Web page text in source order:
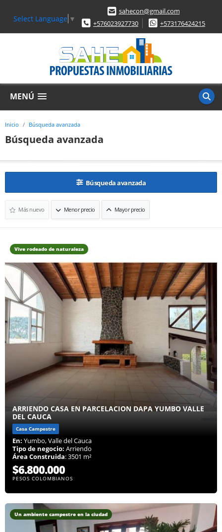
Select Language ▼
sahecon@gmail.com
+576023927730
+573176424215
MENÚ
Inicio Búsqueda avanzada
Búsqueda avanzada
Búsqueda avanzada
Más nuevo Menor precio Mayor precio
Vive rodeado de naturaleza
ARRIENDO CASA EN PARCELACION DAPA YUMBO VALLE
DEL CAUCA
Casa Campestre
En: Yumbo, Valle del Cauca
Tipo de negocio: Arriendo
Área Construida: 3501 m²
$6.800.000
PESOS COLOMBIANOS
Un ambiente campestre en la ciudad